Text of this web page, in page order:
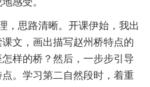
感受。
思路清晰。开课伊始，我出
文，画出描写赵州桥特点的
样的桥？然后，一步步引导
。学习第二自然段时，着重